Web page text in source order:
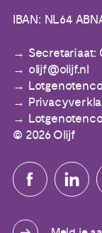
IBAN: NL64
Secretariaat:
olijf@olijf.nl
© 2026 Olijf